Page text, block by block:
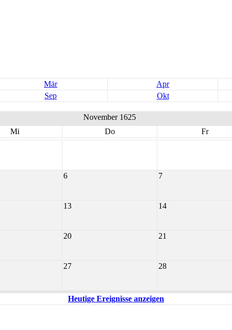
Mär Apr
Sep Okt
November 1625
Mi Do Fr
6 7
13 14
20 21
27 28
Heutige Ereignisse anzeigen